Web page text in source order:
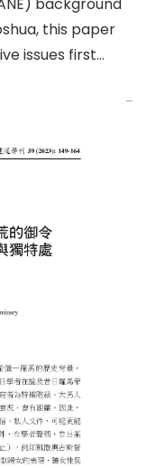
this paper
issues first…